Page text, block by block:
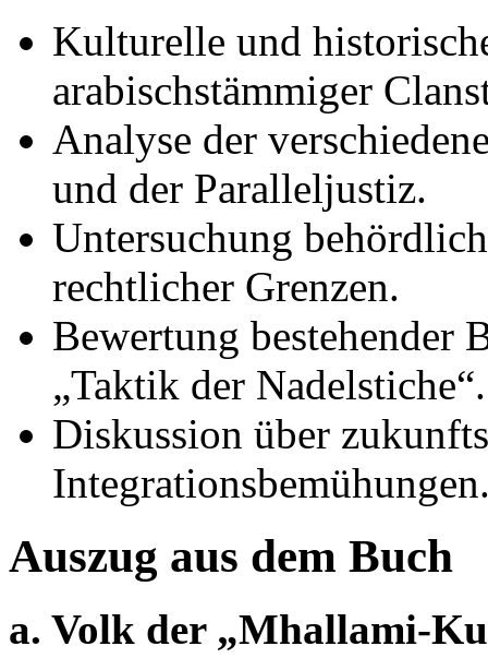
Kulturelle und
arabischstämmiger
Analyse der
und der Paralleljustiz.
Untersuchung
rechtlicher Grenzen.
Bewertung bestehender
„Taktik der Nadelstiche“.
Diskussion über
Auszug aus dem Buch
a. Volk der „Mhallami-